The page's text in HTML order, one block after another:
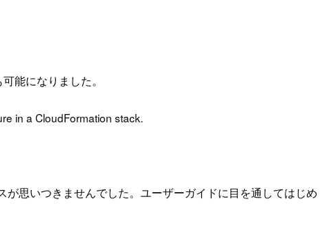
能になりました。
in a CloudFormation stack.
思いつきませんでした。ユーザーガイドに目を通してはじめ